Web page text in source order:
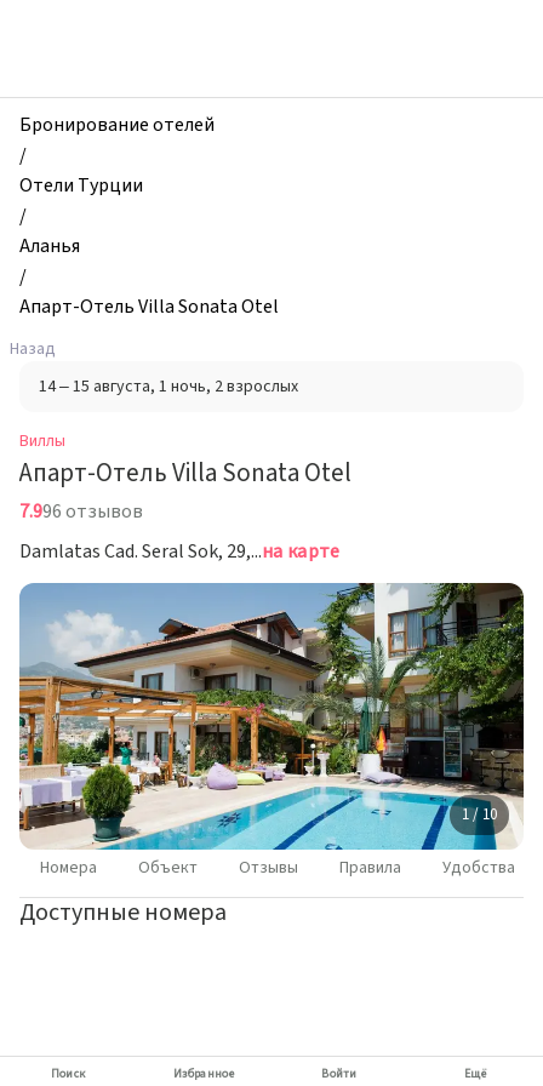
Апарт-
Отель
Villa
Sonata
Otel,
Аланья,
Турция
Бронирование отелей
/
Отели Турции
/
Аланья
/
Апарт-Отель Villa Sonata Otel
Назад
14 – 15 августа, 1 ночь, 2 взрослых
Виллы
Апарт-Отель Villa Sonata Otel
7.996 отзывов
Damlatas Cad. Seral Sok, 29, Аланьяна карте
1 / 10
Номера Объект Отзывы Правила Удобства
Доступные номера
Поиск Избранное Войти Ещё